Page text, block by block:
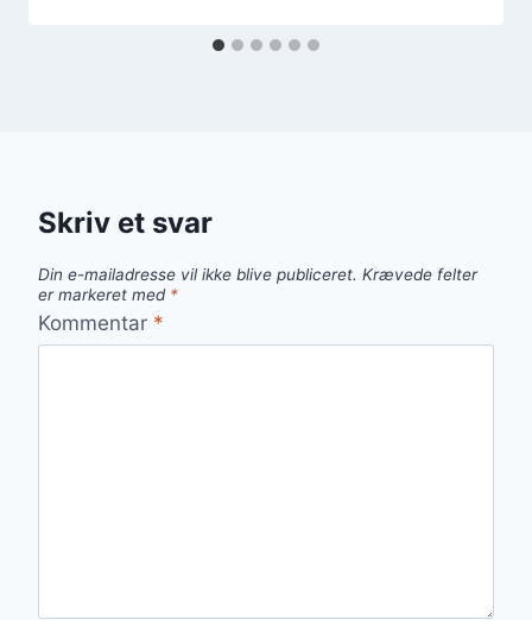
Skriv et svar
Din e-mailadresse vil ikke blive publiceret. Krævede felter
er markeret med *
Kommentar *